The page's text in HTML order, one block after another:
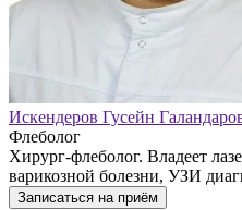
Искендеров Гусейн
Флеболог
Хирург-флеболог. Владеет
варикозной болезни, УЗИ
Записаться на приём